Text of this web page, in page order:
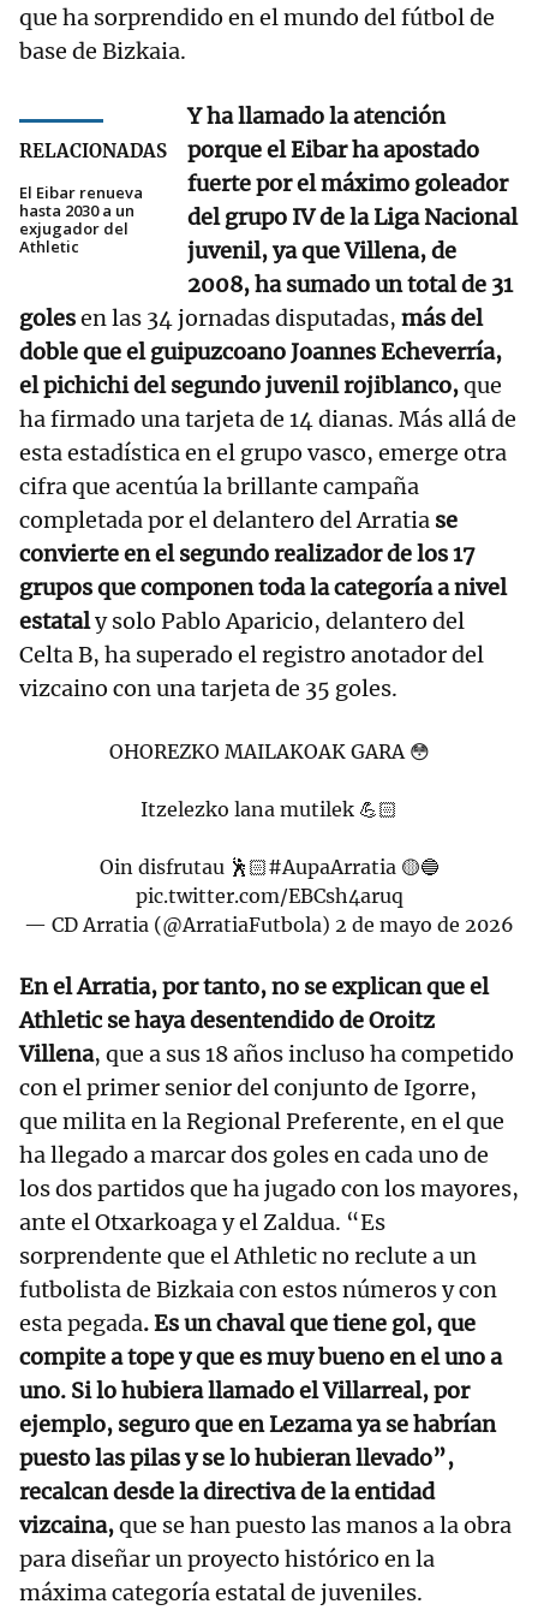
que ha sorprendido en el mundo del fútbol de
base de Bizkaia.
RELACIONADAS
El Eibar renueva
hasta 2030 a un
exjugador del
Athletic
Y ha llamado la atención
porque el Eibar ha apostado
fuerte por el máximo goleador
del grupo IV de la Liga Nacional
juvenil, ya que Villena, de
2008, ha sumado un total de 31
golesen las 34 jornadas disputadas, más del
doble que el guipuzcoano Joannes Echeverría,
el pichichi del segundo juvenil rojiblanco,que
ha firmado una tarjeta de 14 dianas. Más allá de
esta estadística en el grupo vasco, emerge otra
cifra que acentúa la brillante campaña
completada por el delantero del Arratia se
convierte en el segundo realizador de los 17
grupos que componen toda la categoría a nivel
estataly solo Pablo Aparicio, delantero del
Celta B, ha superado el registro anotador del
vizcaino con una tarjeta de 35 goles.
OHOREZKO MAILAKOAK GARA 😳
Itzelezko lana mutilek 💪🏻
Oin disfrutau 🕺🏻#AupaArratia🟡🔵
pic.twitter.com/EBCsh4aruq
— CD Arratia (@ArratiaFutbola) 2 de mayo de 2026
En el Arratia, por tanto, no se explican que el
Athletic se haya desentendido de Oroitz
Villena, que a sus 18 años incluso ha competido
con el primer senior del conjunto de Igorre,
que milita en la Regional Preferente, en el que
ha llegado a marcar dos goles en cada uno de
los dos partidos que ha jugado con los mayores,
ante el Otxarkoaga y el Zaldua. “Es
sorprendente que el Athletic no reclute a un
futbolista de Bizkaia con estos números y con
esta pegada. Es un chaval que tiene gol, que
compite a tope y que es muy bueno en el uno a
uno. Si lo hubiera llamado el Villarreal, por
ejemplo, seguro que en Lezama ya se habrían
puesto las pilas y se lo hubieran llevado”,
recalcan desde la directiva de la entidad
vizcaina,que se han puesto las manos a la obra
para diseñar un proyecto histórico en la
máxima categoría estatal de juveniles.